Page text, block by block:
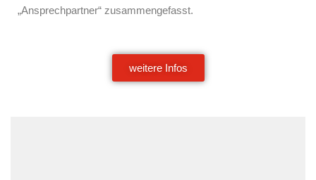
„Ansprechpartner“ zusammengefasst.
weitere Infos